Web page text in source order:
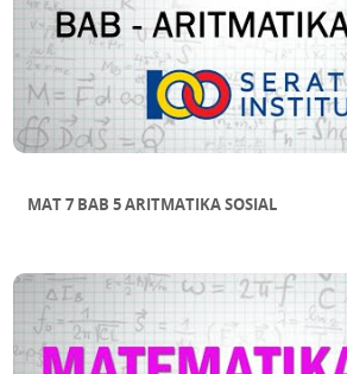
MAT 7 BAB 5 ARITMATIKA SOSIAL